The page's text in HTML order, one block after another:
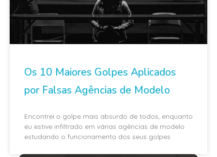
Os 10 Maiores Golpes Aplicados
por Falsas Agências de Modelo
Encontrei o golpe mais absurdo de todos, enquanto
eu estive infiltrado em várias agências de modelo
estudando o funcionamento dos seus golpes